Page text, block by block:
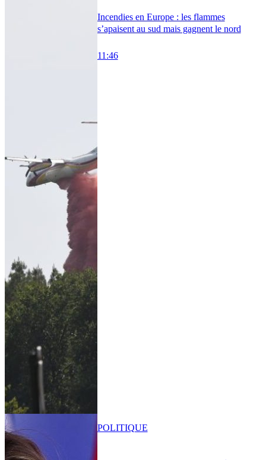
Incendies en Europe : les flammes
s’apaisent au sud mais gagnent le nord
11:46
POLITIQUE